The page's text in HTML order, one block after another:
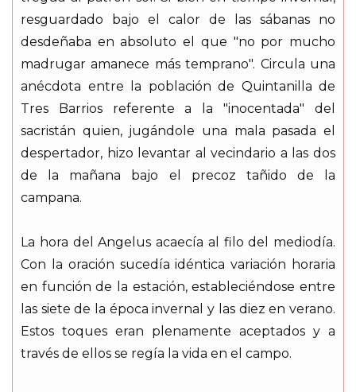
resguardado bajo el calor de las sábanas no
desdeñaba en absoluto el que "no por mucho
madrugar amanece más temprano". Circula una
anécdota entre la población de Quintanilla de
Tres Barrios referente a la "inocentada" del
sacristán quien, jugándole una mala pasada el
despertador, hizo levantar al vecindario a las dos
de la mañana bajo el precoz tañido de la
campana.
La hora del Angelus acaecía al filo del mediodía.
Con la oración sucedía idéntica variación horaria
en función de la estación, estableciéndose entre
las siete de la época invernal y las diez en verano.
Estos toques eran plenamente aceptados y a
través de ellos se regía la vida en el campo.